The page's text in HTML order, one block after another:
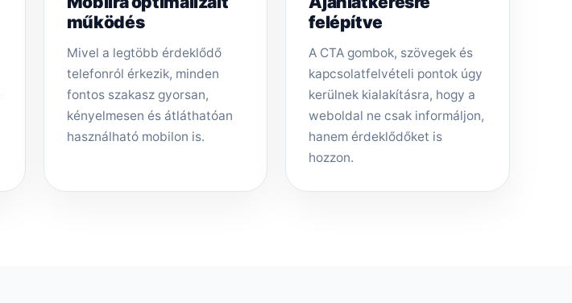
működés
Mivel a legtöbb érdeklődő
telefonról érkezik, minden
fontos szakasz gyorsan,
kényelmesen és átláthatóan
használható mobilon is.
felépítve
A CTA gombok, szövegek és
kapcsolatfelvételi pontok úgy
kerülnek kialakításra, hogy a
weboldal ne csak informáljon,
hanem érdeklődőket is
hozzon.